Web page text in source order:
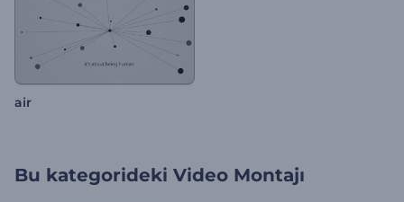
air
Bu kategorideki Video Montajı